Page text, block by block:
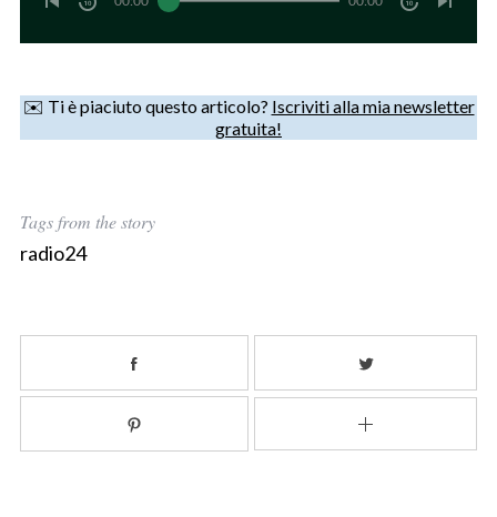
✉️ Ti è piaciuto questo articolo? Iscriviti alla mia newsletter
gratuita!
Tags from the story
radio24